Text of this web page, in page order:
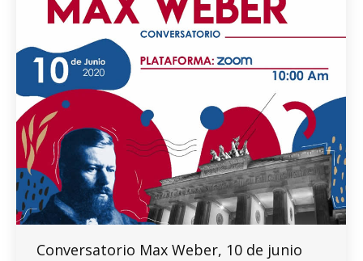
Conversatorio Max Weber, 10 de junio